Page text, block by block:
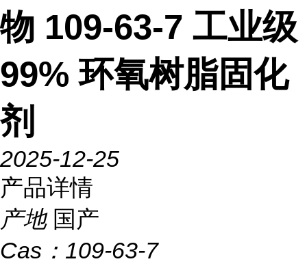
物 109-63-7 工业级
99% 环氧树脂固化
剂
2025-12-25
产品详情
产地 国产
Cas： 109-63-7